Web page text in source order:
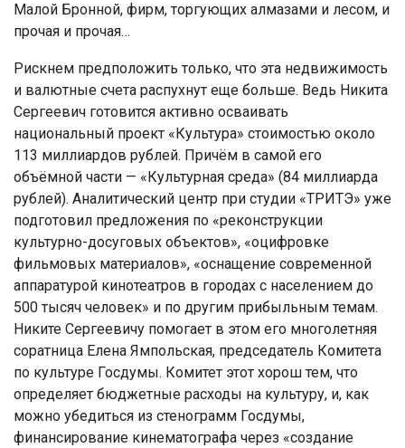
Малой Бронной, фирм, торгующих алмазами и лесом, и
прочая и прочая…
Рискнем предположить только, что эта недвижимость
и валютные счета распухнут еще больше. Ведь Никита
Сергеевич готовится активно осваивать
национальный проект «Культура» стоимостью около
113 миллиардов рублей. Причём в самой его
объёмной части — «Культурная среда» (84 миллиарда
рублей). Аналитический центр при студии «ТРИТЭ» уже
подготовил предложения по «реконструкции
культурно-досуговых объектов», «оцифровке
фильмовых материалов», «оснащение современной
аппаратурой кинотеатров в городах с населением до
500 тысяч человек» и по другим прибыльным темам.
Никите Сергеевичу помогает в этом его многолетняя
соратница Елена Ямпольская, председатель Комитета
по культуре Госдумы. Комитет этот хорош тем, что
определяет бюджетные расходы на культуру, и, как
можно убедиться из стенограмм Госдумы,
финансирование кинематографа через «создание